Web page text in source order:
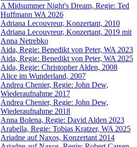
A Midsummer Night's Dream, Regie: Ted
Huffmann WA 2026
Adriana Lecouvreur, Konzertant, 2010
Adriana Lecouvreur, Konzertant, 2019 mit
Anna Netrebko
Aida, Regie: Benedikt von Peter, WA 2023
Aida, Regie: Benedikt von Peter, WA 2025
Aida, Regie: Christopher Alden, 2008
Alice im Wunderland, 2007
Andrea Chenier, Regie: John Dew,
Wiederaufnahme 2017
Andrea Chenier, Regie: John Dew,
Wiederaufnahme 2018
Anna Bolena, Regie: David Alden 2023
Arabella, Regie: Tobias Kratzer, WA 2025
Ariadne auf Naxos, Konzertant 2014